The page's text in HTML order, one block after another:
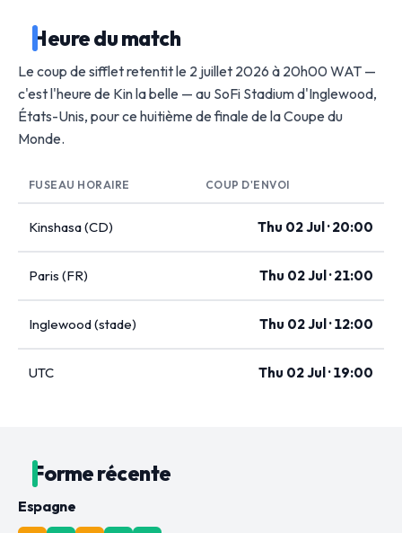
Heure du match
Le coup de sifflet retentit le 2 juillet 2026 à 20h00 WAT —
c'est l'heure de Kin la belle — au SoFi Stadium d'Inglewood,
États-Unis, pour ce huitième de finale de la Coupe du
Monde.
FUSEAU HORAIRE COUP D'ENVOI
Kinshasa (CD) Thu 02 Jul · 20:00
Paris (FR) Thu 02 Jul · 21:00
Inglewood (stade) Thu 02 Jul · 12:00
UTC Thu 02 Jul · 19:00
Forme récente
Espagne